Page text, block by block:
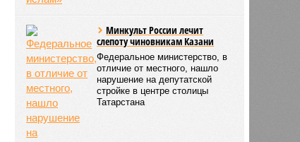
Минкульт России лечит
слепоту чиновникам Казани
Федеральное министерство, в
отличие от местного, нашло
нарушение на депутатской
стройке в центре столицы
Татарстана